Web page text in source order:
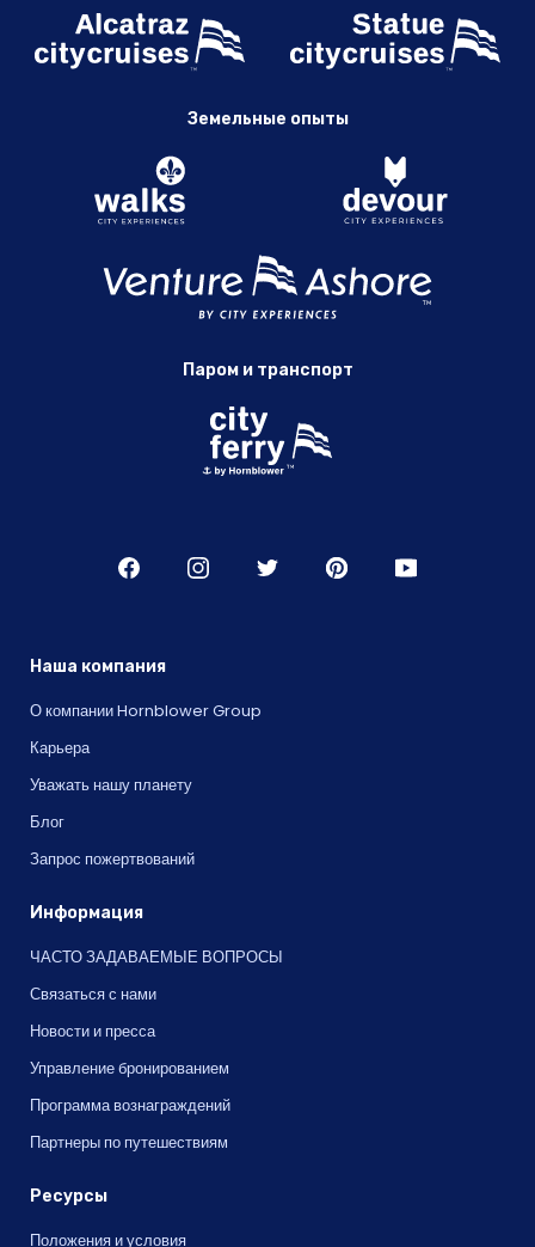
Земельные опыты
Паром и транспорт
Наша компания
О компании Hornblower Group
Карьера
Уважать нашу планету
Блог
Запрос пожертвований
Информация
ЧАСТО ЗАДАВАЕМЫЕ ВОПРОСЫ
Связаться с нами
Новости и пресса
Управление бронированием
Программа вознаграждений
Партнеры по путешествиям
Ресурсы
Положения и условия